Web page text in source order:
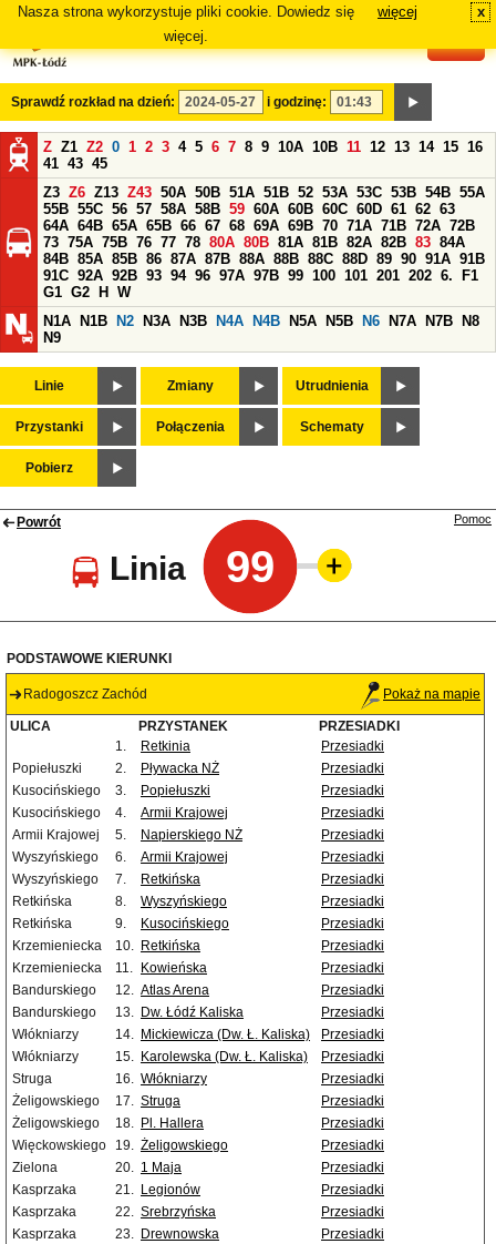
Nasza strona wykorzystuje pliki cookie. Dowiedz się
więcej.
więcej x
Sprawdź rozkład na dzień: i godzinę:
Z Z1 Z2 0 1 2 3 4 5 6 7 8 9 10A 10B 11 12 13 14 15 16
41 43 45
Z3 Z6 Z13 Z43 50A 50B 51A 51B 52 53A 53C 53B 54B 55A
55B 55C 56 57 58A 58B 59 60A 60B 60C 60D 61 62 63
64A 64B 65A 65B 66 67 68 69A 69B 70 71A 71B 72A 72B
73 75A 75B 76 77 78 80A 80B 81A 81B 82A 82B 83 84A
84B 85A 85B 86 87A 87B 88A 88B 88C 88D 89 90 91A 91B
91C 92A 92B 93 94 96 97A 97B 99 100 101 201 202 6.
F1
G1 G2 H
W
N1A
N1B N2 N3A N3B N4A N4B N5A N5B N6 N7A N7B
N8
N9
Linie Zmiany Utrudnienia
Przystanki Połączenia Schematy
Pobierz
Powrót
Linia 99
Pomoc
PODSTAWOWE KIERUNKI
Radogoszcz Zachód Pokaż na mapie
ULICA PRZYSTANEK
PRZESIADKI
1.
Retkinia
Przesiadki
Popiełuszki
2. Pływacka NŻ
Przesiadki
Kusocińskiego
3. Popiełuszki
Przesiadki
Kusocińskiego
4. Armii Krajowej
Przesiadki
Armii Krajowej
5. Napierskiego NŻ
Przesiadki
Wyszyńskiego
6. Armii Krajowej
Przesiadki
Wyszyńskiego
7. Retkińska
Przesiadki
Retkińska
8. Wyszyńskiego
Przesiadki
Retkińska
9. Kusocińskiego
Przesiadki
Krzemieniecka
10. Retkińska
Przesiadki
Krzemieniecka
11. Kowieńska
Przesiadki
Bandurskiego
12. Atlas Arena
Przesiadki
Bandurskiego
13. Dw. Łódź Kaliska
Przesiadki
Włókniarzy
14. Mickiewicza (Dw. Ł. Kaliska)
Przesiadki
Włókniarzy
15. Karolewska (Dw. Ł. Kaliska)
Przesiadki
Struga
16. Włókniarzy
Przesiadki
Żeligowskiego
17. Struga
Przesiadki
Żeligowskiego
18. Pl. Hallera
Przesiadki
Więckowskiego
19. Żeligowskiego
Przesiadki
Zielona
20. 1 Maja
Przesiadki
Kasprzaka
21. Legionów
Przesiadki
Kasprzaka
22. Srebrzyńska
Przesiadki
Kasprzaka
23. Drewnowska
Przesiadki